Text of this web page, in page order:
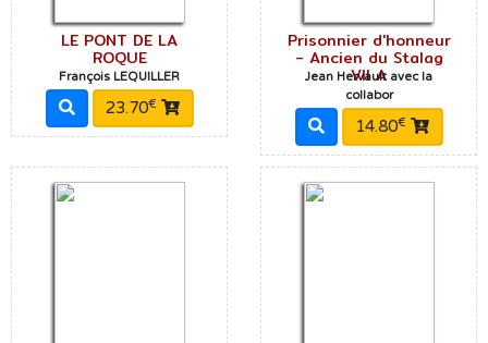
LE PONT DE LA
ROQUE
François LEQUILLER
23.70€
Prisonnier d'honneur
- Ancien du Stalag
VII A
Jean Hervault avec la
collabor
14.80€